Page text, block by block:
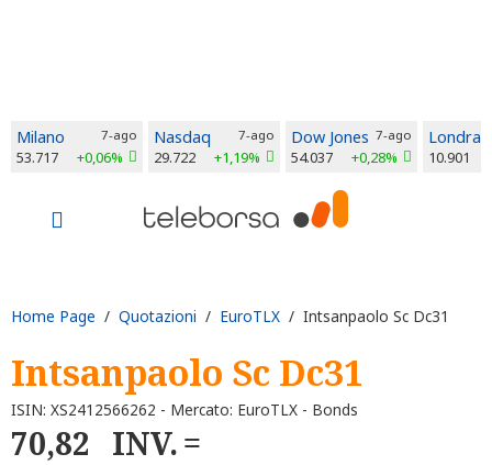
Milano 7-ago
53.717 +0,06%
Nasdaq 7-ago
29.722 +1,19%
Dow Jones 7-ago
54.037 +0,28%
Londra
10.901
Home Page / Quotazioni / EuroTLX / Intsanpaolo Sc Dc31
Intsanpaolo Sc Dc31
ISIN: XS2412566262 - Mercato: EuroTLX - Bonds
70,82 INV.